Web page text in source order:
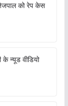
को रेप केस
के न्यूड वीडियो